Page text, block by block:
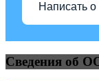
Написать
Сведения об